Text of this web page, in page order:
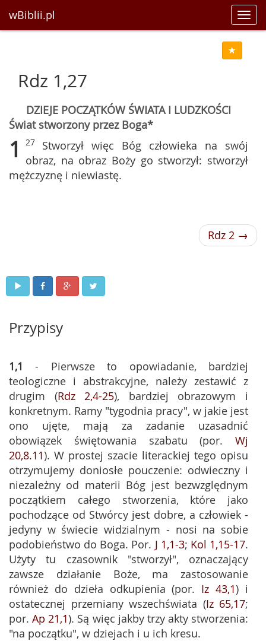
wBiblii.pl
Rdz 1,27
DZIEJE POCZĄTKÓW ŚWIATA I LUDZKOŚCI
Świat stworzony przez Boga*
1 27 Stworzył więc Bóg człowieka na swój
obraz, na obraz Boży go stworzył: stworzył
mężczyznę i niewiastę.
Rdz 2 →
Przypisy
1,1
- Pierwsze to opowiadanie, bardziej
teologiczne i abstrakcyjne, należy zestawić z
drugim (Rdz 2,4-25), bardziej obrazowym i
konkretnym. Ramy "tygodnia pracy", w jakie jest
ono ujęte, mają za zadanie uzasadnić
obowiązek świętowania szabatu (por. Wj
20,8.11). W prostej szacie literackiej tego opisu
otrzymujemy doniosłe pouczenie: odwieczny i
niezależny od materii Bóg jest bezwzględnym
początkiem całego stworzenia, które jako
pochodzące od Stwórcy jest dobre, a człowiek -
jedyny w świecie widzialnym - nosi na sobie
podobieństwo do Boga. Por. J 1,1-3; Kol 1,15-17.
Użyty tu czasownik "stworzył", oznaczający
zawsze działanie Boże, ma zastosowanie
również do dzieła odkupienia (por. Iz 43,1) i
ostatecznej przemiany wszechświata (Iz 65,17;
por.Ap 21,1). Są więc jakby trzy akty stworzenia:
"na początku", w dziejach i u ich kresu.